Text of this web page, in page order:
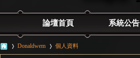
論壇首頁 系統公告
Donaldwem 個人資料